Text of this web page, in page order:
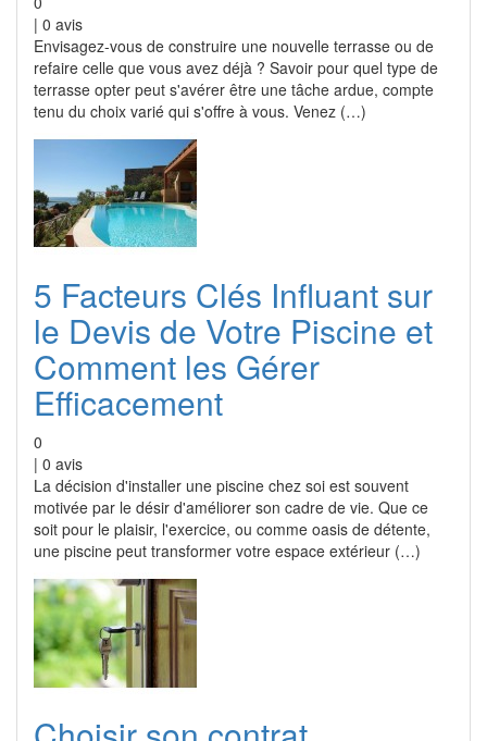
| 0 avis
Envisagez-vous de construire une nouvelle terrasse ou de
refaire celle que vous avez déjà ? Savoir pour quel type de
terrasse opter peut s'avérer être une tâche ardue, compte
tenu du choix varié qui s'offre à vous. Venez (…)
5 Facteurs Clés Influant sur
le Devis de Votre Piscine et
Comment les Gérer
Efficacement
0
| 0 avis
La décision d'installer une piscine chez soi est souvent
motivée par le désir d'améliorer son cadre de vie. Que ce
soit pour le plaisir, l'exercice, ou comme oasis de détente,
une piscine peut transformer votre espace extérieur (…)